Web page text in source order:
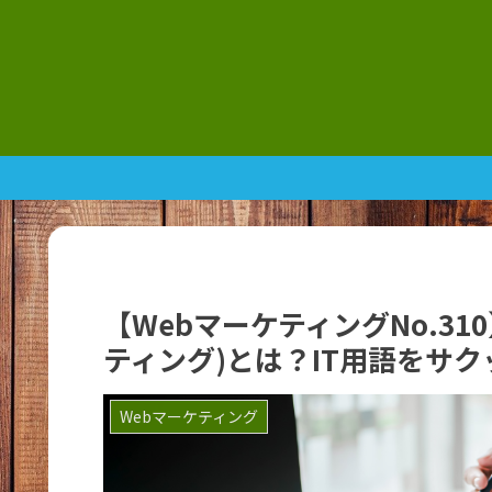
【Webマーケティング
ティング)とは？IT用語をサ
Webマーケティング